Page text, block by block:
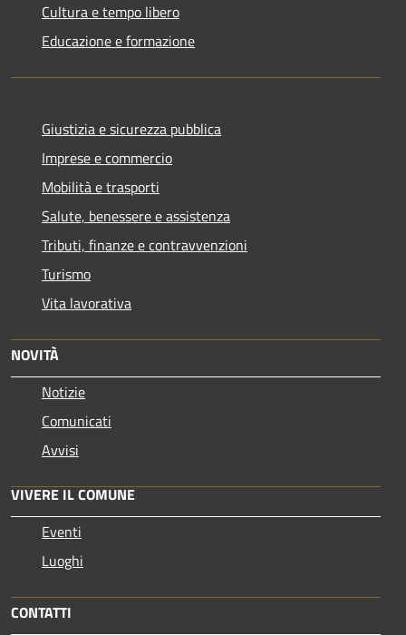
Cultura e tempo libero
Educazione e formazione
Giustizia e sicurezza pubblica
Imprese e commercio
Mobilità e trasporti
Salute, benessere e assistenza
Tributi, finanze e contravvenzioni
Turismo
Vita lavorativa
NOVITÀ
Notizie
Comunicati
Avvisi
VIVERE IL COMUNE
Eventi
Luoghi
CONTATTI